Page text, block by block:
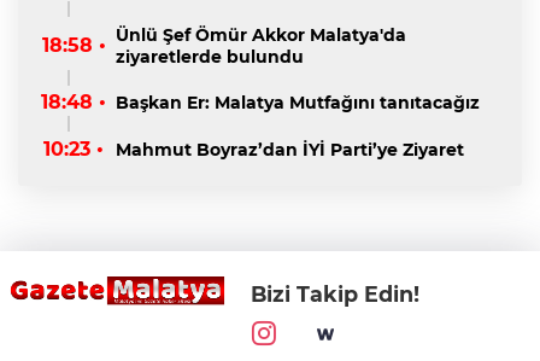
18:58 • Ünlü Şef Ömür Akkor Malatya'da
ziyaretlerde bulundu
18:48 • Başkan Er: Malatya Mutfağını tanıtacağız
10:23 • Mahmut Boyraz’dan İYİ Parti’ye Ziyaret
Bizi Takip Edin!